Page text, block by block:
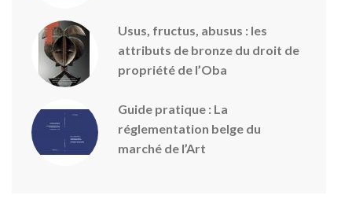
Usus, fructus, abusus : les
attributs de bronze du droit de
propriété de l’Oba
Guide pratique : La
réglementation belge du
marché de l’Art